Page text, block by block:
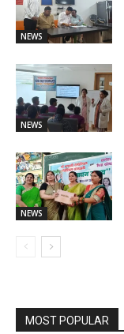
NEWS
NEWS
NEWS
MOST POPULAR